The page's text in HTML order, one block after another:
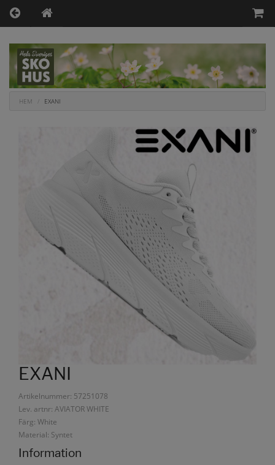
HEM EXANI
EXANI
Artikelnummer: 57251078
Lev. artnr: AVIATOR WHITE
Färg: White
Material: Syntet
Information